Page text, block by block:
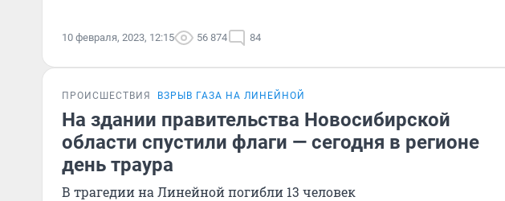
10 февраля, 2023, 12:15 56 874 84
ПРОИСШЕСТВИЯ ВЗРЫВ ГАЗА НА ЛИНЕЙНОЙ
На здании правительства Новосибирской
области спустили флаги — сегодня в регионе
день траура
В трагедии на Линейной погибли 13 человек